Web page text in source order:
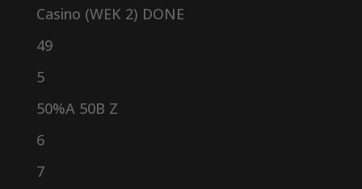
Casino (WEK 2) DONE
49
5
50%A 50B Z
6
7